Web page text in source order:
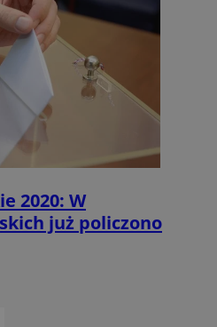
2020: W
już policzono